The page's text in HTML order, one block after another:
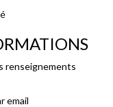
renseignements
email